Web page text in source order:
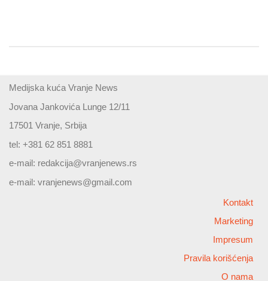
Medijska kuća Vranje News
Jovana Jankovića Lunge 12/11
17501 Vranje, Srbija
tel: +381 62 851 8881
e-mail: redakcija@vranjenews.rs
e-mail: vranjenews@gmail.com
Kontakt
Marketing
Impresum
Pravila korišćenja
O nama